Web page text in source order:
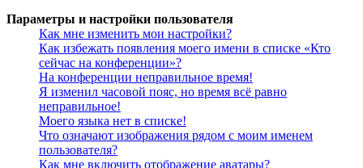
Параметры и настройки пользователя
Как мне изменить мои настройки?
Как избежать появления моего имени в списке «Кто
сейчас на конференции»?
На конференции неправильное время!
Я изменил часовой пояс, но время всё равно
неправильное!
Моего языка нет в списке!
Что означают изображения рядом с моим именем
пользователя?
Как мне включить отображение аватары?